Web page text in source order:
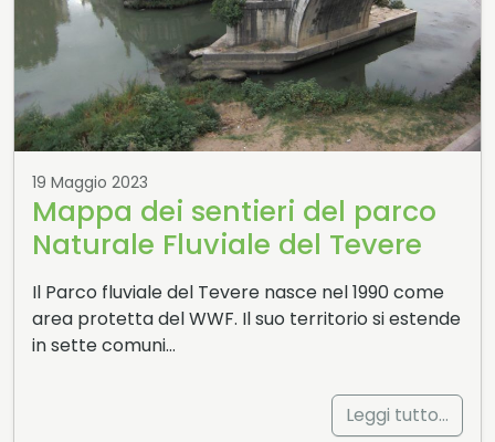
19 Maggio 2023
Mappa dei sentieri del parco
Naturale Fluviale del Tevere
Il Parco fluviale del Tevere nasce nel 1990 come
area protetta del WWF. Il suo territorio si estende
in sette comuni…
Leggi tutto…